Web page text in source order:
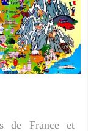
de France et